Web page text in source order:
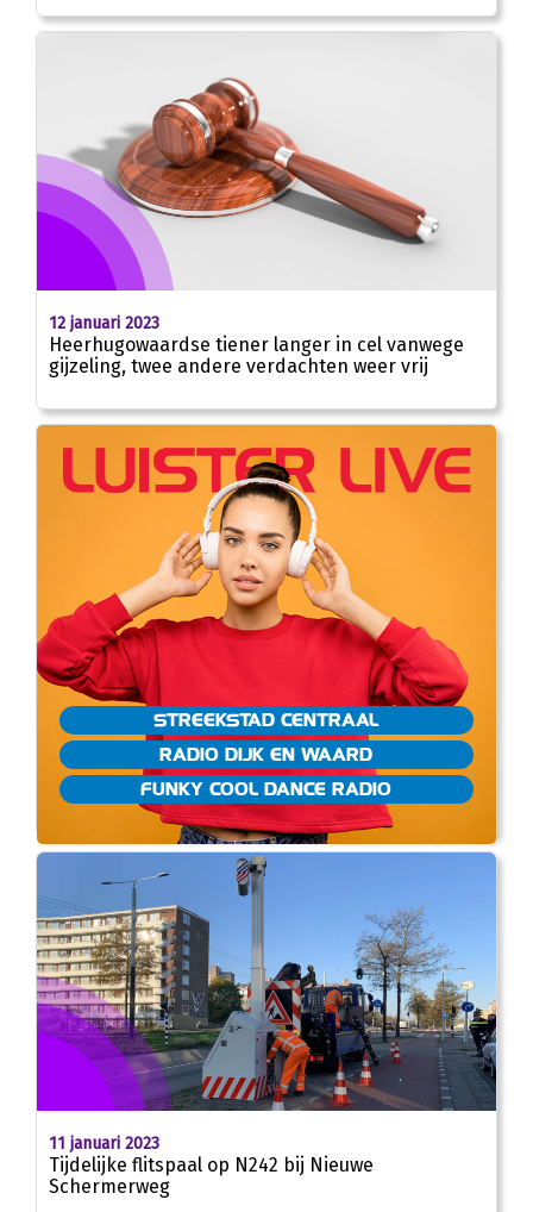
12 januari 2023
Heerhugowaardse tiener langer in cel vanwege
gijzeling, twee andere verdachten weer vrij
STREEKSTAD CENTRAAL
RADIO DIJK EN WAARD
FUNKY COOL DANCE RADIO
11 januari 2023
Tijdelijke flitspaal op N242 bij Nieuwe
Schermerweg